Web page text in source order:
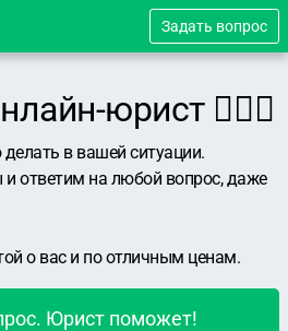
Задать вопрос
юрист 👨🏻‍⚖️
в вашей ситуации.
ответим на любой вопрос, даже
о вас и по отличным ценам.
Юрист поможет!